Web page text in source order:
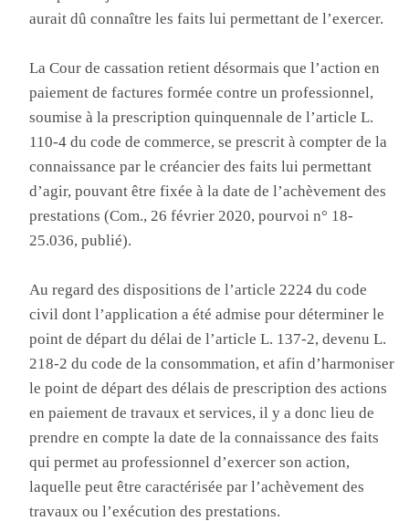
aurait dû connaître les faits lui permettant de l’exercer.
La Cour de cassation retient désormais que l’action en
paiement de factures formée contre un professionnel,
soumise à la prescription quinquennale de l’article L.
110-4 du code de commerce, se prescrit à compter de la
connaissance par le créancier des faits lui permettant
d’agir, pouvant être fixée à la date de l’achèvement des
prestations (Com., 26 février 2020, pourvoi n° 18-
25.036, publié).
Au regard des dispositions de l’article 2224 du code
civil dont l’application a été admise pour déterminer le
point de départ du délai de l’article L. 137-2, devenu L.
218-2 du code de la consommation, et afin d’harmoniser
le point de départ des délais de prescription des actions
en paiement de travaux et services, il y a donc lieu de
prendre en compte la date de la connaissance des faits
qui permet au professionnel d’exercer son action,
laquelle peut être caractérisée par l’achèvement des
travaux ou l’exécution des prestations.